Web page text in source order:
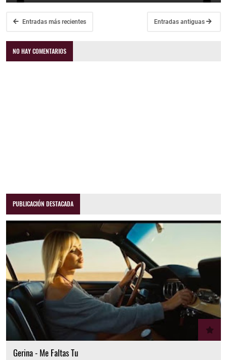
Entradas más recientes Entradas antiguas
NO HAY COMENTARIOS
PUBLICACIÓN DESTACADA
Gerina - Me Faltas Tu